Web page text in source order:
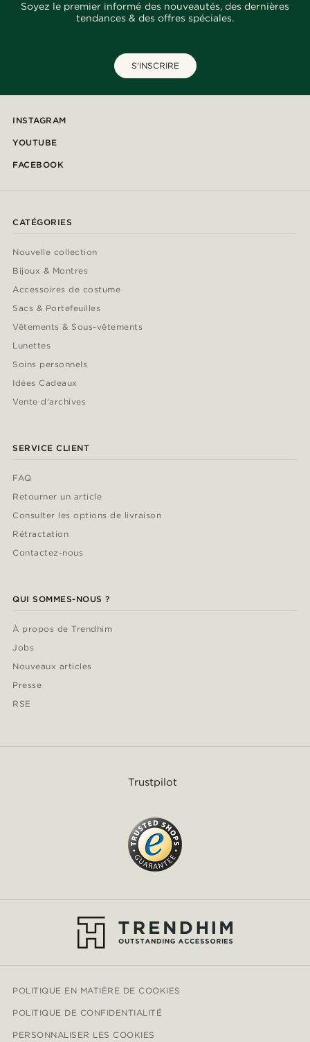
Soyez le premier informé des nouveautés, des dernières
tendances & des offres spéciales.
S'INSCRIRE
INSTAGRAM
YOUTUBE
FACEBOOK
CATÉGORIES
Nouvelle collection
Bijoux & Montres
Accessoires de costume
Sacs & Portefeuilles
Vêtements & Sous-vêtements
Lunettes
Soins personnels
Idées Cadeaux
Vente d'archives
SERVICE CLIENT
FAQ
Retourner un article
Consulter les options de livraison
Rétractation
Contactez-nous
QUI SOMMES-NOUS ?
À propos de Trendhim
Jobs
Nouveaux articles
Presse
RSE
Trustpilot
POLITIQUE EN MATIÈRE DE COOKIES
POLITIQUE DE CONFIDENTIALITÉ
PERSONNALISER LES COOKIES